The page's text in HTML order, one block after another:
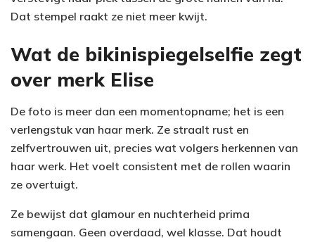
Dat stempel raakt ze niet meer kwijt.
Wat de bikinispiegelselfie zegt
over merk Elise
De foto is meer dan een momentopname; het is een
verlengstuk van haar merk. Ze straalt rust en
zelfvertrouwen uit, precies wat volgers herkennen van
haar werk. Het voelt consistent met de rollen waarin
ze overtuigt.
Ze bewijst dat glamour en nuchterheid prima
samengaan. Geen overdaad, wel klasse. Dat houdt